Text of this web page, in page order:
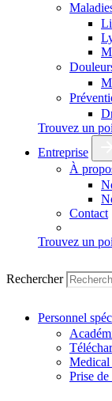
Trouvez un
Entreprise
À
Contact
Trouvez un
Rechercher
Personnel
Prise de